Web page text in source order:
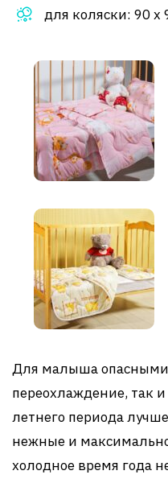
для коляски: 90 х
Для малыша опасными
переохлаждение, так
летнего периода
нежные и
холодное время года